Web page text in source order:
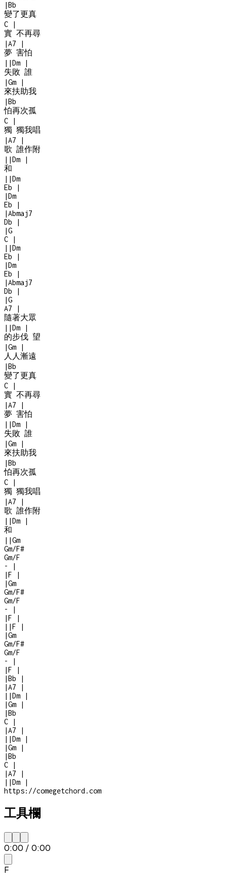
|Bb
變了更真
C
|
實 不再尋
|A7
|
夢 害怕
| |Dm
|
失敗 誰
|Gm
|
來扶助我
|Bb
怕再次孤
C
|
獨 獨我唱
|A7
|
歌 誰作附
| |Dm
|
和
| |Dm
Eb
|
|Dm
Eb
|
|Abmaj7
Db
|
|G
C
|
| |Dm
Eb
|
|Dm
Eb
|
|Abmaj7
Db
|
|G
A7
|
隨著大眾
| |Dm
|
的步伐 望
|Gm
|
人人漸遠
|Bb
變了更真
C
|
實 不再尋
|A7
|
夢 害怕
| |Dm
|
失敗 誰
|Gm
|
來扶助我
|Bb
怕再次孤
C
|
獨 獨我唱
|A7
|
歌 誰作附
| |Dm
|
和
| |Gm
Gm/F#
Gm/F
-
|
|F
|
|Gm
Gm/F#
Gm/F
-
|
|F
|
| |F
|
|Gm
Gm/F#
Gm/F
-
|
|F
|
|Bb
|
|A7
|
| |Dm
|
|Gm
|
|Bb
C
|
|A7
|
| |Dm
|
|Gm
|
|Bb
C
|
|A7
|
| |Dm
|
https://comegetchord.com
工具欄
0:00 / 0:00
F